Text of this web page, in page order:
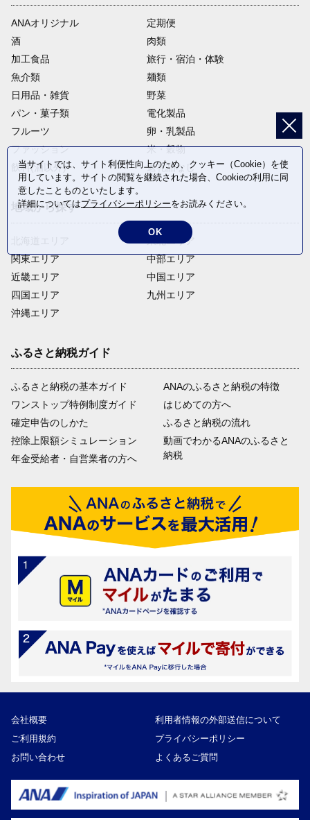
ANAオリジナル
定期便
酒
肉類
加工食品
旅行・宿泊・体験
魚介類
麺類
日用品・雑貨
野菜
パン・菓子類
電化製品
フルーツ
卵・乳製品
ファッション
米・穀物
飲料(酒以外)
返礼品なし
地域から探す
関東エリア
近畿エリア
四国エリア
沖縄エリア
東北エリア
中部エリア
中国エリア
九州エリア
ふるさと納税ガイド
ふるさと納税の基本ガイド
ワンストップ特例制度ガイド
確定申告のしかた
控除上限額シミュレーション
年金受給者・自営業者の方へ
ANAのふるさと納税の特徴
はじめての方へ
ふるさと納税の流れ
動画でわかるANAのふるさと
納税
会社概要
利用者情報の外部送信について
ご利用規約
プライバシーポリシー
お問い合わせ
よくあるご質問
当サイトでは、サイト利便性向上のため、クッキー（Cookie）を使
用しています。サイトの閲覧を継続された場合、Cookieの利用に同
意したことものといたします。
詳細についてはプライバシーポリシーをお読みください。
OK